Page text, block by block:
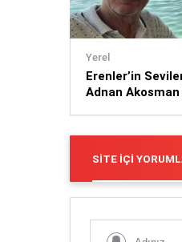
Yerel
Erenler’in
Adnan Akosman
SITE İÇI